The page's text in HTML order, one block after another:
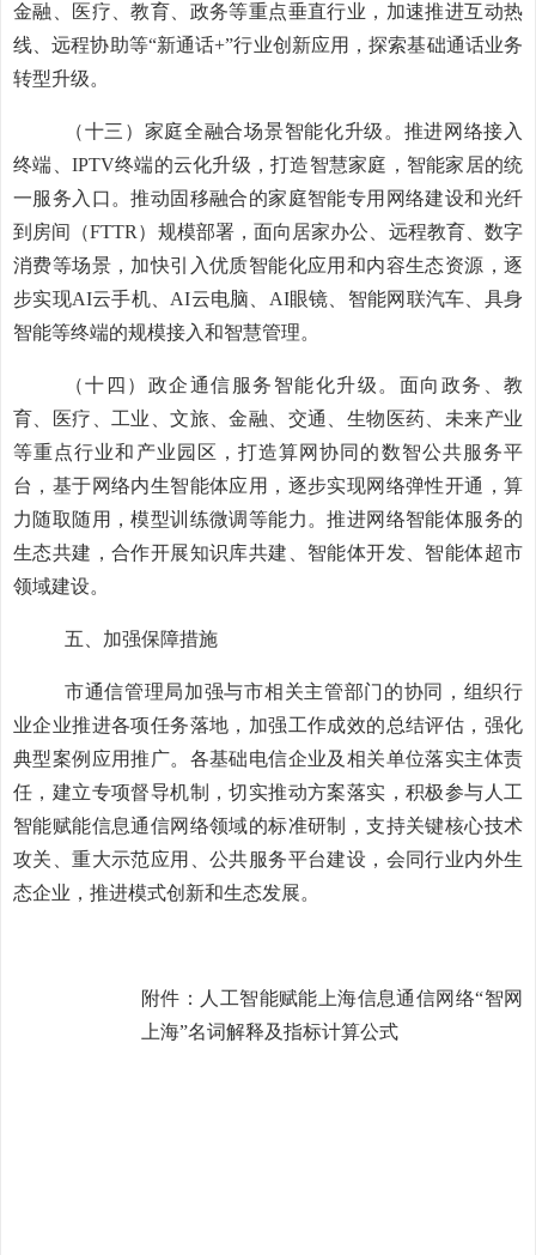
金融、医疗、教育、政务等重点垂直行业， 加速推进互动热
线、远程协助等“新通话+”行业创新应用，探索基础通话业务
转型升级。
（十三） 家庭全融合场景智能化升级 。 推进网络接入
终端、 IPTV终端的云化升级 ， 打造智慧家庭，智能家居的统
一服务入口。推动固移融合的家庭智能专用网络建设和光纤
到房间（FTTR ） 规模部署，面向 居家办公 、远程教育、数字
消费等场景， 加快引入优质智能化应用和内容生态资源，逐
步实现AI云手机、 AI云电脑、 AI眼镜、智能网联汽车、具身
智能等终端的规模接入和智慧管理。
（十四） 政企通信服务 智能化升级 。 面向政务、教
育、医疗、工业、文旅 、金融、 交通、 生物医药、未来产业
等重点行业和产业园区，打造算网协同的数智公共服务平
台，基于网络内生智能体应用，逐步实现网络弹性开通，算
力随取随用，模型训练微调等能力。推进网络智能体服务的
生态共建，合作开展知识库共建、智能体开发、智能体超市
领域建设。
五、 加强保障措施
市通信管理局加强与市相关主管部门的协同，组织行
业企业推进各项任务落地 ，加强工作成效的总结评估，强化
典型案例应用推广。各基础电信企业及相关单位落实主体责
任，建立专项督导机制
，切实推动方案落实 ，积极参与 人工
智能赋能信息通信网络领域的标准研制 ，支持关键核心技术
攻关、重大示范应用、公共服务平台建设 ，会同行业内外生
态企业，推进模式创新和生态发展。
附件：人工智能赋能上海信息通信网络“智网
上海”名词解释及指标计算公式